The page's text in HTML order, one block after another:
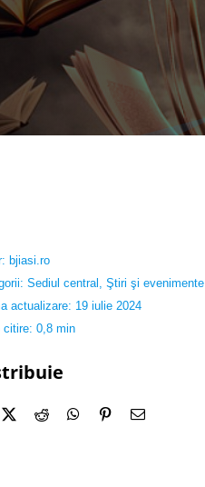
bjiasi.ro
Sediul central , Ştiri şi evenimente
actualizare: 19 iulie 2024
citire: 0,8 min